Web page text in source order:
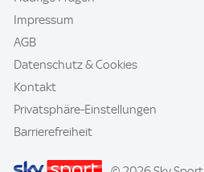
Impressum
AGB
Datenschutz & Cookies
Kontakt
Privatsphäre-Einstellungen
Barrierefreiheit